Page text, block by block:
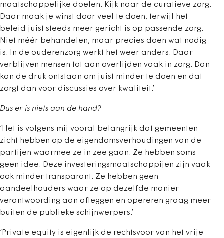
maatschappelijke doelen. Kijk naar de curatieve zorg.
Daar maak je winst door veel te doen, terwijl het
beleid juist steeds meer gericht is op passende zorg.
Niet méér behandelen, maar precies doen wat nodig
is. In de ouderenzorg werkt het weer anders. Daar
verblijven mensen tot aan overlijden vaak in zorg. Dan
kan de druk ontstaan om juist minder te doen en dat
zorgt dan voor discussies over kwaliteit.’
Dus er is niets aan de hand?
‘Het is volgens mij vooral belangrijk dat gemeenten
zicht hebben op de eigendomsverhoudingen van de
partijen waarmee ze in zee gaan. Ze hebben soms
geen idee. Deze investeringsmaatschappijen zijn vaak
ook minder transparant. Ze hebben geen
aandeelhouders waar ze op dezelfde manier
verantwoording aan afleggen en opereren graag meer
buiten de publieke schijnwerpers.’
‘Private equity is eigenlijk de rechtsvoor van het vrije